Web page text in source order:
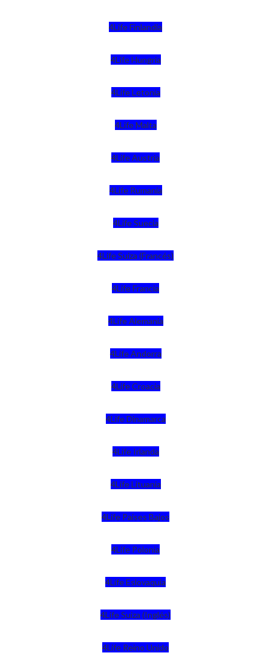
4Life Finlandia
4Life Hungria
4Life Letonia
4Life Malta
4Life Austria
4Life Rumania
4Life Suecia
4Life Suiza (Francés)
4Life Francia
4Life Alemania
4Life Andorra
4Life Croacia
4Life Dinamarca
4Life Irlanda
4Life Lituania
4Life Paises Bajos
4Life Polonia
4Life Eslovaquia
4Life Suiza (Inglés)
4Life Reino Unido